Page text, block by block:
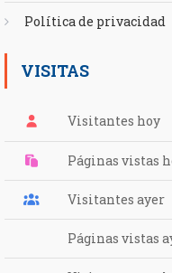
Política de privacidad
VISITAS
Visitantes hoy
Páginas vistas
Visitantes ayer
Páginas vistas